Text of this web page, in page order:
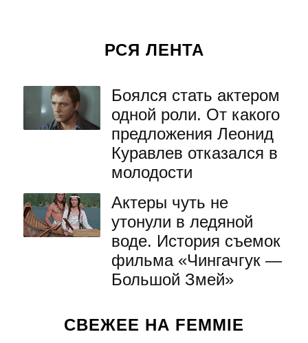
РСЯ ЛЕНТА
Боялся стать актером
одной роли. От какого
предложения Леонид
Куравлев отказался в
молодости
Актеры чуть не
утонули в ледяной
воде. История съемок
фильма «Чингачгук —
Большой Змей»
СВЕЖЕЕ НА FEMMIE